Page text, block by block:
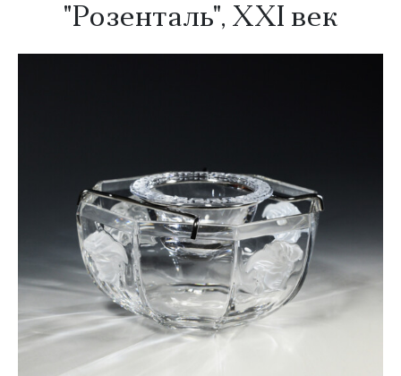
"Розенталь", XXI век